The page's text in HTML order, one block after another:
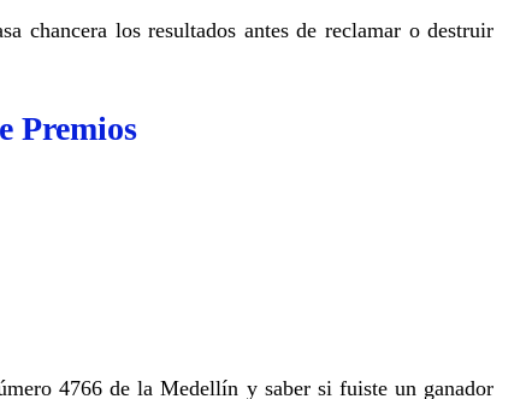
chancera los resultados antes de reclamar o destruir
Premios
4766 de la Medellín y saber si fuiste un ganador